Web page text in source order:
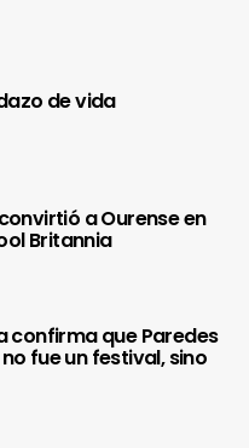
de vida
a Ourense en
Britannia
confirma que Paredes
fue un festival, sino